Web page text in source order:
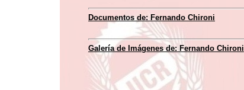
Documentos de: Fernando Chironi
Galería de Imágenes de: Fernando Chironi